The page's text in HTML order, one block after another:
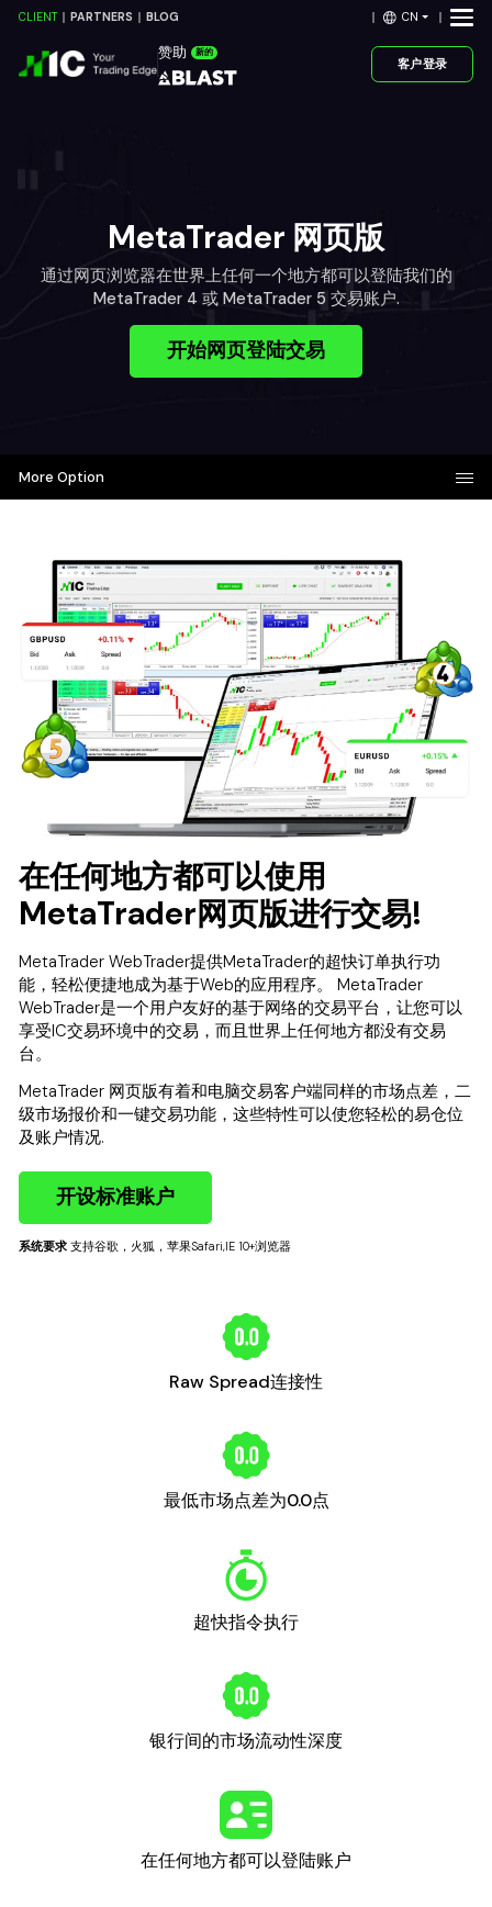
CLIENT PARTNERS BLOG CN
赞助 新的
客户登录
MetaTrader 网页版
通过网页浏览器在世界上任何一个地方都可以登陆我们的
MetaTrader 4 或 MetaTrader 5 交易账户.
开始网页登陆交易
More Option
在任何地方都可以使用
MetaTrader网页版进行交易!
MetaTrader WebTrader提供MetaTrader的超快订单执行功
能，轻松便捷地成为基于Web的应用程序。 MetaTrader
WebTrader是一个用户友好的基于网络的交易平台，让您可以
享受IC交易环境中的交易，而且世界上任何地方都没有交易
台。
MetaTrader 网页版有着和电脑交易客户端同样的市场点差，二
级市场报价和一键交易功能，这些特性可以使您轻松的易仓位
及账户情况.
开设标准账户
系统要求 支持谷歌，火狐，苹果Safari,IE 10+浏览器
Raw Spread连接性
最低市场点差为0.0点
超快指令执行
银行间的市场流动性深度
在任何地方都可以登陆账户